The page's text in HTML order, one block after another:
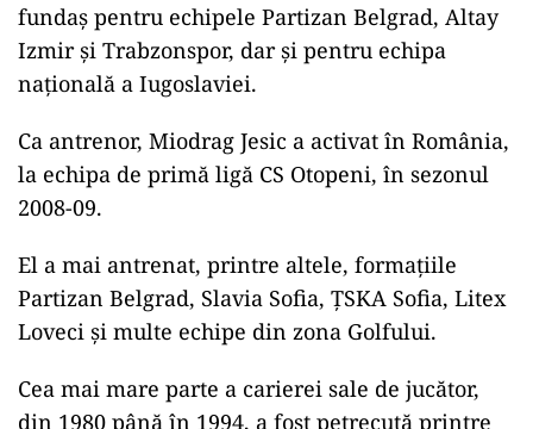
fundaş pentru echipele Partizan Belgrad, Altay
Izmir şi Trabzonspor, dar şi pentru echipa
naţională a Iugoslaviei.
ad